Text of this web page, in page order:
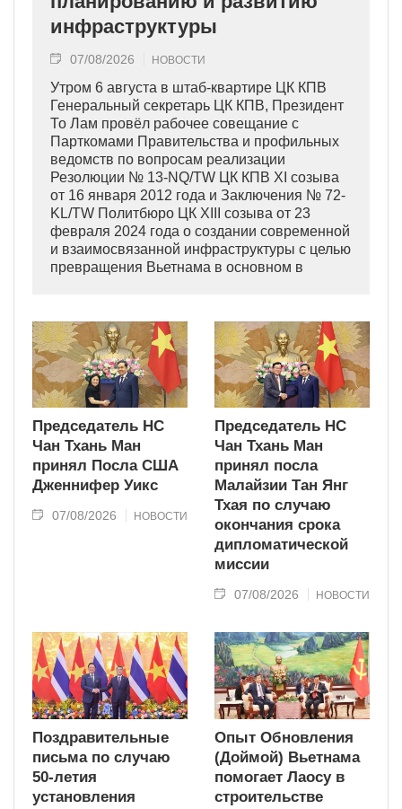
инфраструктуры
07/08/2026 НОВОСТИ
Утром 6 августа в штаб-квартире ЦК КПВ
Генеральный секретарь ЦК КПВ, Президент
То Лам провёл рабочее совещание с
Парткомами Правительства и профильных
ведомств по вопросам реализации
Резолюции № 13-NQ/TW ЦК КПВ XI созыва
от 16 января 2012 года и Заключения № 72-
KL/TW Политбюро ЦК XIII созыва от 23
февраля 2024 года о создании современной
и взаимосвязанной инфраструктуры с целью
превращения Вьетнама в основном в
Председатель НС
Чан Тхань Ман
принял Посла США
Дженнифер Уикс
07/08/2026 НОВОСТИ
Председатель НС
Чан Тхань Ман
принял посла
Малайзии Тан Янг
Тхая по случаю
окончания срока
дипломатической
миссии
07/08/2026 НОВОСТИ
Поздравительные
письма по случаю
50-летия
установления
Опыт Обновления
(Доймой) Вьетнама
помогает Лаосу в
строительстве